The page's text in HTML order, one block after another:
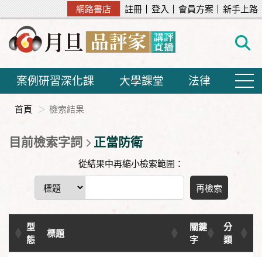
網路書店 註冊 登入 會員方案 新手上路
案例研習深化課 大學課堂 法律
首頁 檢索結果
目前檢索字詞 正當防衛
從結果中再縮小檢索範圍：
再檢索
型
態
標題
關鍵
字
分
類